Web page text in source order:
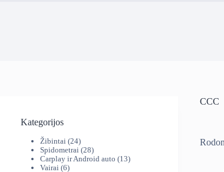
CCC
Kategorijos
Žibintai 2424
produktai
Spidometrai 2828
produktai
Carplay ir Android auto 1313
Vairai 66